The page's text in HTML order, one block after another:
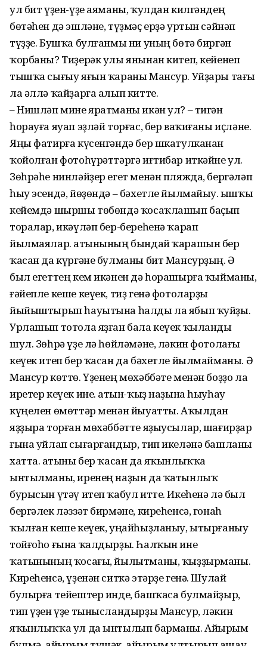
ул бит үҙен-үҙе аяманы, ҡулдан килгәндең
бөтәһен дә эшләне, түҙмәҫ ерҙә уртын сәйнәп
түҙҙе. Бушҡа булғанмы ни уның бөтә биргән
ҡорбаны? Тиҙерәк улы янынан китеп, кейенеп
тышҡа сығыу яғын ҡараны Мансур. Уйҙары тағы
ла әллә ҡайҙарға алып китте.
– Нишләп мине яратманы икән ул? – тигән
һорауға яуап эҙләй торғас, бер ваҡиғаны иҫләне.
Яңы фатирға күсенгәндә бер шкатулканан
ҡойолған фотоһүрәттәргә иғтибар иткәйне ул.
Зөһрәһе нинләйҙер егет менән пляжда, бергәләп
һыу эсендә, йөҙөндә – бәхетле йылмайыу. Ҡышҡы
кейемдә шыршы төбөндә ҡосаҡлашып баҫып
торалар, икәүләп бер-береһенә ҡарап
йылмаялар. Ҡатынының бындай ҡарашын бер
ҡасан да күргәне булманы бит Мансурҙың. Ә
был егеттең кем икәнен дә һорашырға ҡыйманы,
ғәйепле кеше кеүек, тиҙ генә фотоларҙы
йыйыштырып һауытына һалды ла ябып ҡуйҙы.
Урлашып тотола яҙған бала кеүек ҡыланды
шул. Зөһрә үҙе лә һөйләмәне, ләкин фотолағы
кеүек итеп бер ҡасан да бәхетле йылмайманы. Ә
Мансур көттө. Үҙенең мөхәббәте менән боҙҙо ла
иретер кеүек ине. Ҡатын-ҡыҙ наҙына һыуһау
күңелен өмөттәр менән йыуатты. Аҡылдан
яҙҙыра торған мөхәббәтте яҙыусылар, шағирҙар
ғына уйлап сығарғандыр, тип икеләнә башланы
хатта. Ҡатыны бер ҡасан да яҡынлыҡҡа
ынтылманы, иренең наҙын да ҡатынлыҡ
бурысын үтәү итеп ҡабул итте. Икеһенә лә был
бергәлек ләззәт бирмәне, киреһенсә, гонаһ
ҡылған кеше кеүек, уңайһыҙланыу, ытырғаныу
тойғоһо ғына ҡалдырҙы. Һалҡын ине
ҡатынының ҡосағы, йылытманы, ҡыҙҙырманы.
Киреһенсә, үҙенән ситкә этәрҙе генә. Шулай
булырға тейештер инде, башҡаса булмайҙыр,
тип үҙен үҙе тынысландырҙы Мансур, ләкин
яҡынлыҡҡа ул да ынтылып барманы. Айырым